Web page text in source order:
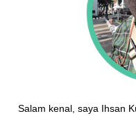
Salam kenal, saya Ihsan